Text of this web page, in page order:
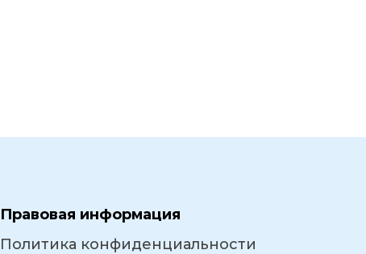
Правовая информация
Политика конфиденциальности